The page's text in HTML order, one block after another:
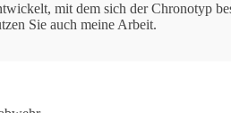
mit dem sich der Chronotyp
Sie auch meine Arbeit.